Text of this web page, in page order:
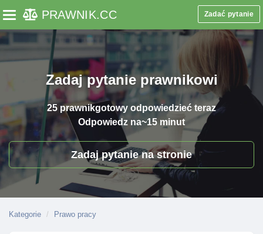
Toggle navigation
PRAWNIK.CC Zadać pytanie
Zadaj pytanie prawnikowi
25 prawnikgotowy odpowiedzieć teraz
Odpowiedz na~15 minut
Zadaj pytanie na stronie
Kategorie Prawo pracy